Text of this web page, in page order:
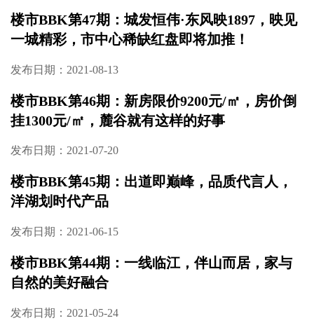
楼市BBK第49期：梅溪湖西，300万级湖景院墅
加推在即
发布日期：2021-09-09
楼市BBK第48期：二环边城中芯，森系园林，
毛坯板楼，爆款再上新
发布日期：2021-09-03
楼市BBK第47期：城发恒伟·东风映1897，映见
一城精彩，市中心稀缺红盘即将加推！
发布日期：2021-08-13
楼市BBK第46期：新房限价9200元/㎡，房价倒
挂1300元/㎡，麓谷就有这样的好事
发布日期：2021-07-20